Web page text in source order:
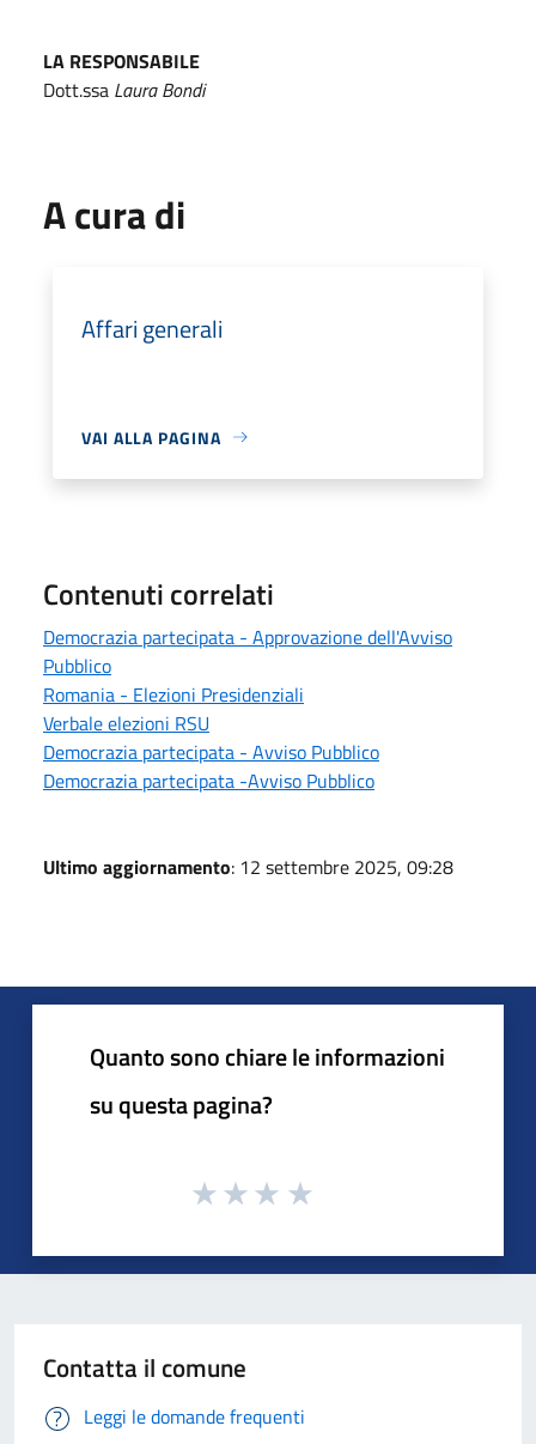
LA RESPONSABILE
Dott.ssa Laura Bondi
A cura di
Affari generali
VAI ALLA PAGINA
Contenuti correlati
Democrazia partecipata - Approvazione dell'Avviso
Pubblico
Romania - Elezioni Presidenziali
Verbale elezioni RSU
Democrazia partecipata - Avviso Pubblico
Democrazia partecipata -Avviso Pubblico
Ultimo aggiornamento: 12 settembre 2025, 09:28
Quanto sono chiare le informazioni
su questa pagina?
Contatta il comune
Leggi le domande frequenti